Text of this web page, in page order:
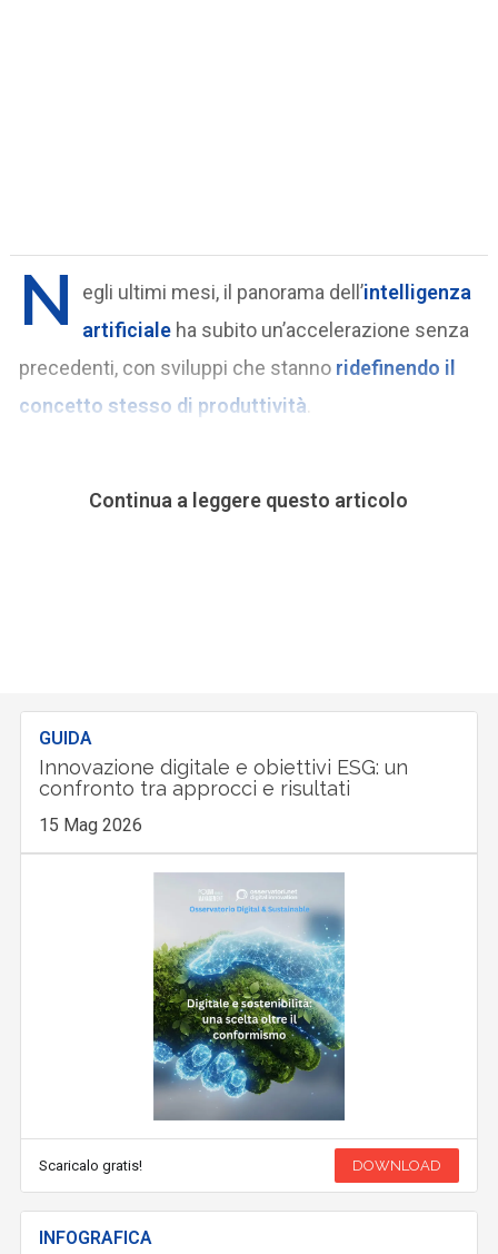
N egli ultimi mesi, il panorama dell’intelligenza
artificiale ha subito un’accelerazione senza
precedenti, con sviluppi che stanno ridefinendo il
concetto stesso di produttività
Continua a leggere questo articolo
GUIDA
Innovazione digitale e obiettivi ESG: un
confronto tra approcci e risultati
15 Mag 2026
Scaricalo gratis! DOWNLOAD
INFOGRAFICA